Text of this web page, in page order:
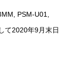
PSM-U01,
て2020年9月末日